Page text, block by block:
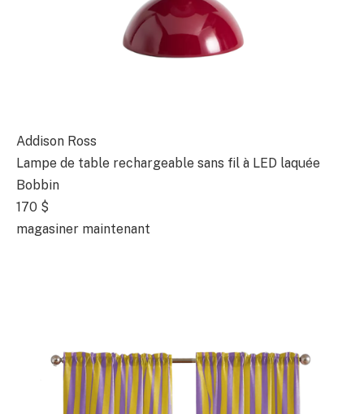
Addison Ross
Lampe de table rechargeable sans fil à LED laquée
Bobbin
170 $
magasiner maintenant